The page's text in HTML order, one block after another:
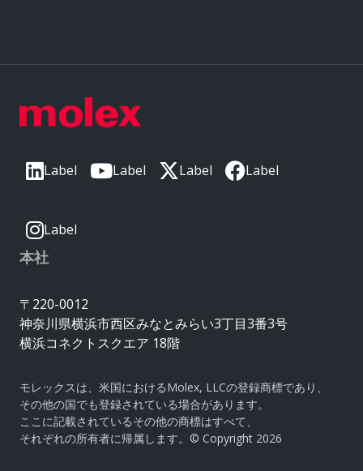
Label Label Label Label
Label
本社
〒220-0012
神奈川県横浜市西区みなとみらい3丁目3番3号
横浜コネクトスクエア 18階
モレックスは、米国におけるMolex, LLCの登録商標であり、
その他の国でも登録されている場合があります。
ここに記載されているその他の商標はすべて、
それぞれの所有者に帰属します。© Copyright 2026